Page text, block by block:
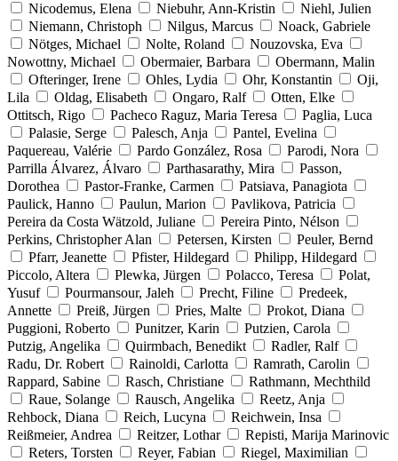
Nicodemus, Elena
Niebuhr, Ann-Kristin
Niehl, Julien
Niemann, Christoph
Nilgus, Marcus
Noack, Gabriele
Nötges, Michael
Nolte, Roland
Nouzovska, Eva
Nowottny, Michael
Obermaier, Barbara
Obermann, Malin
Ofteringer, Irene
Ohles, Lydia Ohr, Konstantin
Oji,
Lila
Oldag, Elisabeth Ongaro, Ralf
Otten, Elke
Ottitsch, Rigo
Pacheco Raguz, Maria Teresa
Paglia, Luca
Palasie, Serge
Palesch, Anja
Pantel, Evelina
Paquereau, Valérie
Pardo González, Rosa
Parodi, Nora
Parrilla Álvarez, Álvaro
Parthasarathy, Mira
Passon,
Dorothea
Pastor-Franke, Carmen
Patsiava, Panagiota
Paulick, Hanno
Paulun, Marion
Pavlikova, Patricia
Pereira da Costa Wätzold, Juliane
Pereira Pinto, Nélson
Perkins, Christopher Alan
Petersen, Kirsten
Peuler, Bernd
Pfarr, Jeanette
Pfister, Hildegard
Philipp, Hildegard
Piccolo, Altera
Plewka, Jürgen Polacco, Teresa
Polat,
Yusuf
Pourmansour, Jaleh Precht, Filine
Predeek,
Annette
Preiß, Jürgen Pries, Malte
Prokot, Diana
Puggioni, Roberto
Punitzer, Karin
Putzien, Carola
Putzig, Angelika
Quirmbach, Benedikt
Radler, Ralf
Radu, Dr. Robert
Rainoldi, Carlotta
Ramrath, Carolin
Rappard, Sabine
Rasch, Christiane
Rathmann, Mechthild
Raue, Solange
Rausch, Angelika
Reetz, Anja
Rehbock, Diana
Reich, Lucyna
Reichwein, Insa
Reißmeier, Andrea
Reitzer, Lothar
Repisti, Marija Marinovic
Reters, Torsten
Reyer, Fabian
Riegel, Maximilian